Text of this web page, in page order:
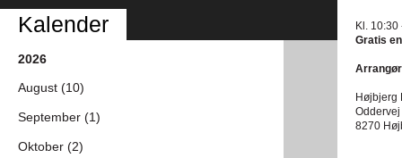
Kl. 10:30
Gratis
Højbjerg
8270
Kalender
2026
August (10)
September (1)
Oktober (2)